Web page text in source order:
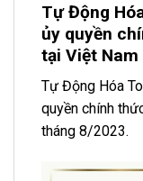
Tự Động
ủy quyền
tại Việt Nam
Tự Động Hóa
quyền chính
tháng 8/2023.